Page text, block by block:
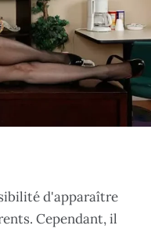
d'apparaître
Cependant, il